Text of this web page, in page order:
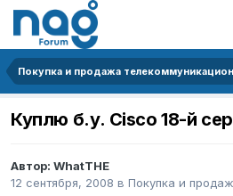
Куплю б.у. Cisco 18-й
Автор: WhatTHE
12 сентября, 2008 в Покупка и